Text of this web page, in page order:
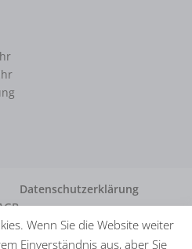
Datenschutzerklärung
Wenn Sie die Website weiter
Einverständnis aus, aber Sie